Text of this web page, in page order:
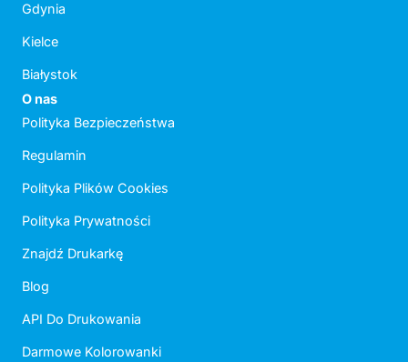
Gdynia
Kielce
Białystok
O nas
Polityka Bezpieczeństwa
Regulamin
Polityka Plików Cookies
Polityka Prywatności
Znajdź Drukarkę
Blog
API Do Drukowania
Darmowe Kolorowanki